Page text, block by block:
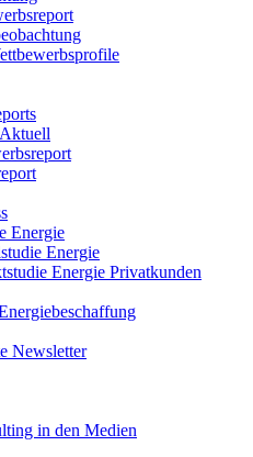
Energie
Energie
Energie Privatkunden
Newsletter
in den Medien